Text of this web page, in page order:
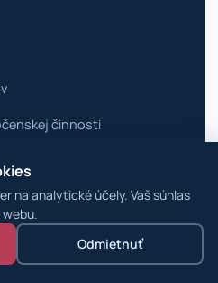
na analytické účely. Váš súhlas
Odmietnuť
činnosti
WordPress špecialisti